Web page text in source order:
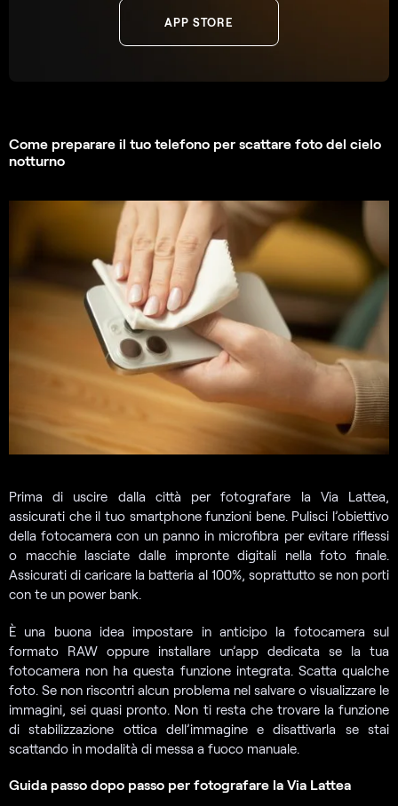
APP STORE
Come preparare il tuo telefono per scattare foto del cielo
notturno
Prima di uscire dalla città per fotografare la Via Lattea,
assicurati che il tuo smartphone funzioni bene. Pulisci l’obiettivo
della fotocamera con un panno in microfibra per evitare riflessi
o macchie lasciate dalle impronte digitali nella foto finale.
Assicurati di caricare la batteria al 100%, soprattutto se non porti
con te un power bank.
È una buona idea impostare in anticipo la fotocamera sul
formato RAW oppure installare un’app dedicata se la tua
fotocamera non ha questa funzione integrata. Scatta qualche
foto. Se non riscontri alcun problema nel salvare o visualizzare le
immagini, sei quasi pronto. Non ti resta che trovare la funzione
di stabilizzazione ottica dell’immagine e disattivarla se stai
scattando in modalità di messa a fuoco manuale.
Guida passo dopo passo per fotografare la Via Lattea